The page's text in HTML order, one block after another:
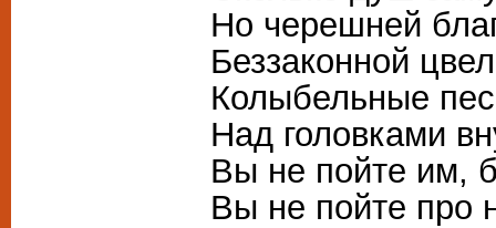
Но черешней
Беззаконной
Колыбельные
Над головками
Вы не пойте им,
Вы не пойте про